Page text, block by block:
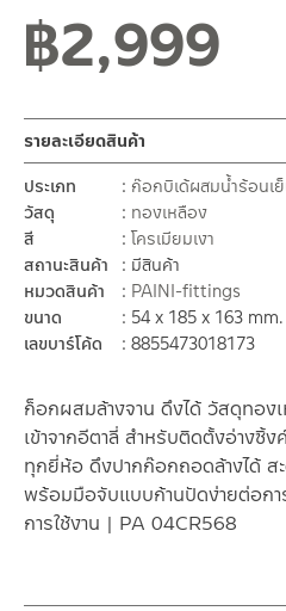
฿2,999
ก็อกผสมล้างจาน ดึงได้ วัสดุทอง
เข้าจากอีตาลี่ สำหรับติดตั้งอ่างซิ้
ทุกยี่ห้อ ดึงปากก๊อกถอดล้างได้ ส
พร้อมมือจับแบบก้านปัดง่ายต่อกา
การใช้งาน | PA 04CR568
รายละเอียดสินค้า
ประเภท
ก๊อกบิเด้ผสมน้ำร้อนเ
วัสดุ
ทองเหลือง
สี
โครเมียมเงา
สถานะสินค้า
มีสินค้า
หมวดสินค้า
PAINI-fittings
ขนาด
54 x 185 x 163 mm.
เลขบาร์โค้ด
8855473018173